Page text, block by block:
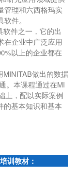
管理和六西格玛实
件。
软件之一，它的出
在企业中广泛应用
以上的企业都在
MINITAB做出的数据
。本课程通过在MI
上，配以实际案例
的基本知识和基本
培训教材：